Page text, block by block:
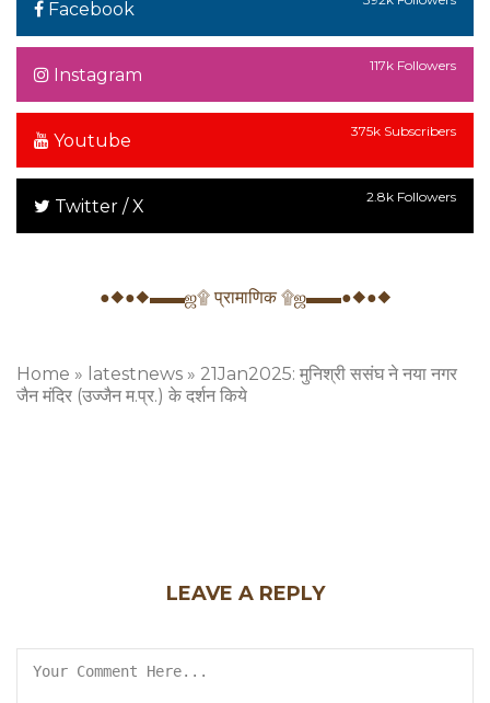
Facebook
Instagram 117k Followers
Youtube 375k Subscribers
Twitter / X 2.8k Followers
●◆●◆▬▬ஜ۩ प्रामाणिक ۩ஜ▬▬●◆●◆
Home » latestnews » 21Jan2025: मुनिश्री ससंघ ने नया नगर
जैन मंदिर (उज्जैन म.प्र.) के दर्शन किये
LEAVE A REPLY